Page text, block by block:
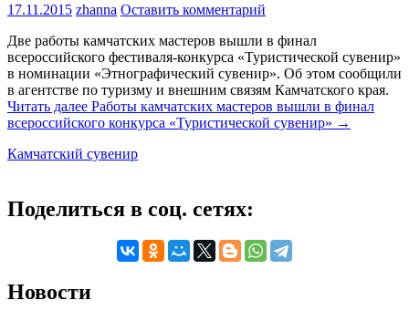
17.11.2015 zhanna Оставить комментарий
Две работы камчатских мастеров вышли в финал
всероссийского фестиваля-конкурса «Туристической сувенир»
в номинации «Этнографический сувенир». Об этом сообщили
в агентстве по туризму и внешним связям Камчатского края.
Читать далее Работы камчатских мастеров вышли в финал
всероссийского конкурса «Туристической сувенир» →
Камчатский сувенир
Поделиться в соц. сетях:
Новости